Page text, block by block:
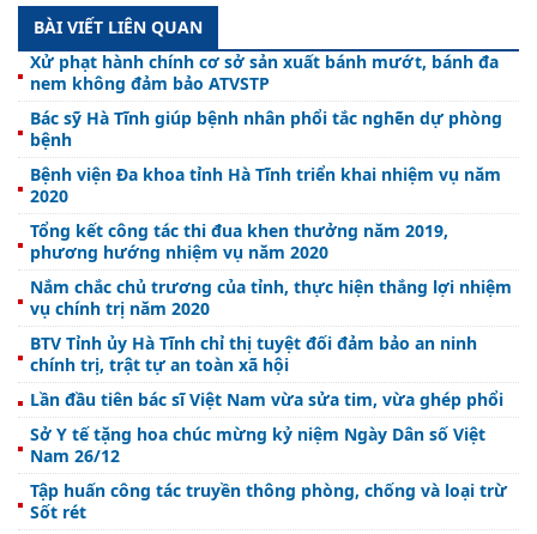
BÀI VIẾT LIÊN QUAN
Xử phạt hành chính cơ sở sản xuất bánh mướt, bánh đa
nem không đảm bảo ATVSTP
Bác sỹ Hà Tĩnh giúp bệnh nhân phổi tắc nghẽn dự phòng
bệnh
Bệnh viện Đa khoa tỉnh Hà Tĩnh triển khai nhiệm vụ năm
2020
Tổng kết công tác thi đua khen thưởng năm 2019,
phương hướng nhiệm vụ năm 2020
Nắm chắc chủ trương của tỉnh, thực hiện thắng lợi nhiệm
vụ chính trị năm 2020
BTV Tỉnh ủy Hà Tĩnh chỉ thị tuyệt đối đảm bảo an ninh
chính trị, trật tự an toàn xã hội
Lần đầu tiên bác sĩ Việt Nam vừa sửa tim, vừa ghép phổi
Sở Y tế tặng hoa chúc mừng kỷ niệm Ngày Dân số Việt
Nam 26/12
Tập huấn công tác truyền thông phòng, chống và loại trừ
Sốt rét